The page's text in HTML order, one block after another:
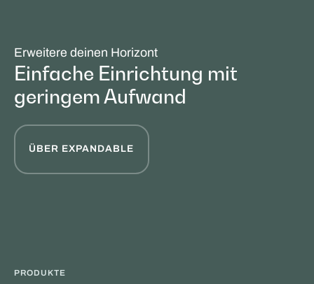
Erweitere deinen Horizont
Einfache Einrichtung mit
geringem Aufwand
ÜBER EXPANDABLE
PRODUKTE